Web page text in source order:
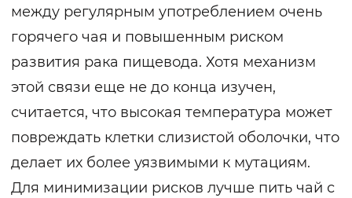
между регулярным употреблением очень
горячего чая и повышенным риском
развития рака пищевода. Хотя механизм
этой связи еще не до конца изучен,
считается, что высокая температура может
повреждать клетки слизистой оболочки, что
делает их более уязвимыми к мутациям.
Для минимизации рисков лучше пить чай с